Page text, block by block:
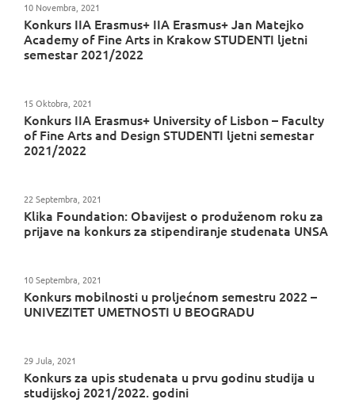
Konkurs IIA Erasmus+ IIA Erasmus+ Jan Matejko
Academy of Fine Arts in Krakow STUDENTI ljetni
semestar 2021/2022
10 Novembra, 2021
Konkurs IIA Erasmus+ University of Lisbon – Faculty
of Fine Arts and Design STUDENTI ljetni semestar
2021/2022
15 Oktobra, 2021
Klika Foundation: Obavijest o produženom roku za
prijave na konkurs za stipendiranje studenata UNSA
22 Septembra, 2021
Konkurs mobilnosti u proljećnom semestru 2022 –
UNIVEZITET UMETNOSTI U BEOGRADU
10 Septembra, 2021
Konkurs za upis studenata u prvu godinu studija u
studijskoj 2021/2022. godini
29 Jula, 2021